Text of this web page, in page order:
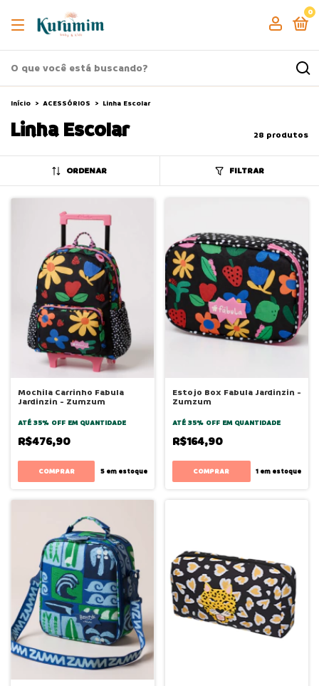
0
Início > ACESSÓRIOS > Linha Escolar
Linha Escolar 28 produtos
ORDENAR FILTRAR
Mochila Carrinho Fabula
Jardinzin - Zumzum
ATÉ 35% OFF EM QUANTIDADE
R$476,90
5em estoque
Estojo Box Fabula Jardinzin -
Zumzum
ATÉ 35% OFF EM QUANTIDADE
R$164,90
1 em estoque